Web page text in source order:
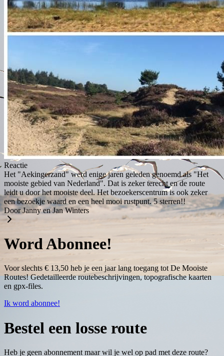
Reactie
Het "Aekingerzand" werd enige jaren geleden genoemd als "Het
mooiste gebied van Nederland". Dat is zeker terecht en de route
leidt u door het mooiste deel. Het bezoekerscentrum is ook zeker
een bezoekje waard en een heel mooi rustpunt. 5 sterren!!
Door Janny en Jan Winters
Word Abonnee!
Voor slechts € 13,50 heb je een jaar lang toegang tot De Mooiste
Routes! Gedetailleerde routebeschrijvingen, topografische kaarten
en gpx-files.
Ik word abonnee!
Bestel een losse route
Heb je geen abonnement maar wil je wel op pad met deze route?